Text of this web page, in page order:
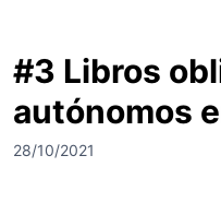
#3 Libros
autónomos
28/10/2021